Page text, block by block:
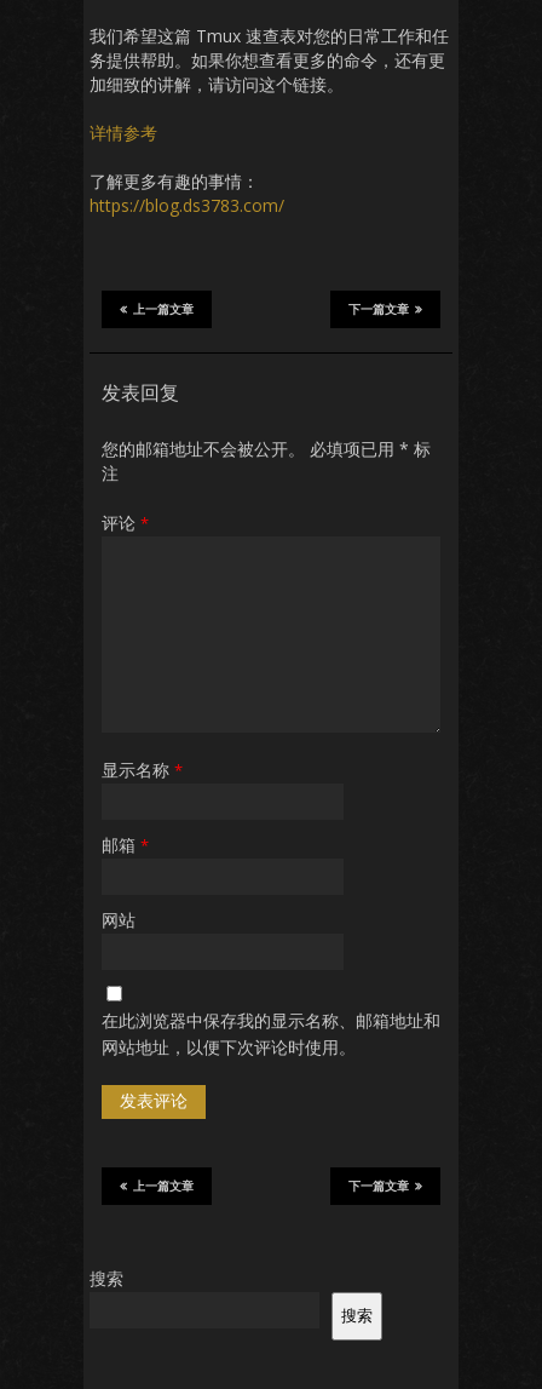
我们希望这篇 Tmux 速查表对您的日常工作和任
务提供帮助。如果你想查看更多的命令，还有更
加细致的讲解，请访问这个链接。
详情参考
了解更多有趣的事情：
https://blog.ds3783.com/
下一篇文章
上一篇文章
发表回复
您的邮箱地址不会被公开。 必填项已用 * 标
注
评论 *
显示名称 *
邮箱 *
网站
在此浏览器中保存我的显示名称、邮箱地址和
网站地址，以便下次评论时使用。
下一篇文章
上一篇文章
搜索
搜索